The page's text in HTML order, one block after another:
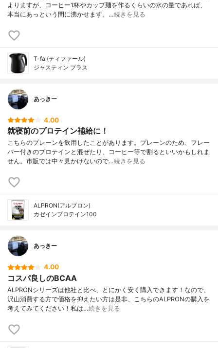
よりますが、コーヒー1杯やカップ麺を作るくらいの水の量であれば、
本当にあっという間に沸かせます。…続きを見る
T-fal(ティファール)
ジャスティン プラス
あっきー
4.00
就寝前のプロテイン補給に！
こちらのプレーンを飲用したことがあります。プレーンのため、フレー
バー付きのプロテインと混ぜたり、コーヒー等で割るといいかもしれま
せん。市販では中々見かけないので…続きを見る
ALPRON(アルプロン)
カゼインプロテイン100
あっきー
4.00
コスパ良しのBCAA
ALPRONシリーズは他社と比べ、とにかく安く購入できます！なので、
沢山消費する方で価格を抑えたい方は是非、こちらのALPRONの購入を
考えてみてください！私は…続きを見る